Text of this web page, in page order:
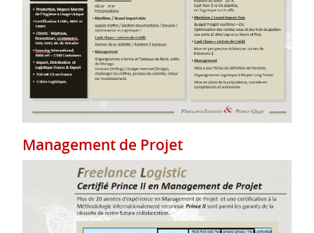
Management de Projet